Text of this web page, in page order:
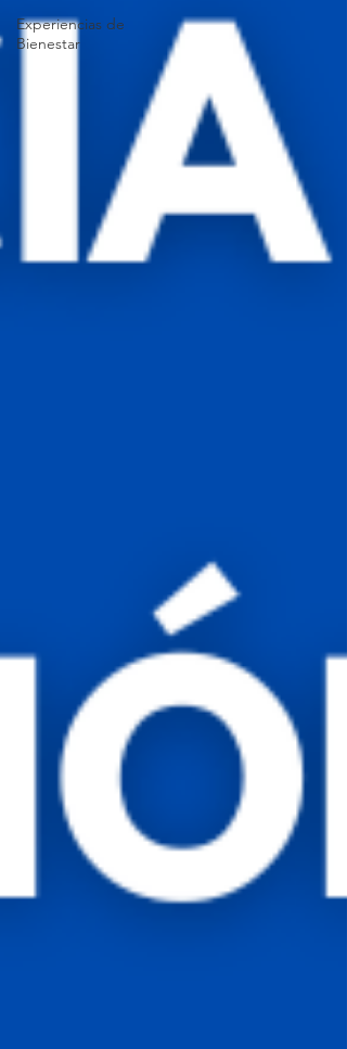
Experiencias de
Bienestar